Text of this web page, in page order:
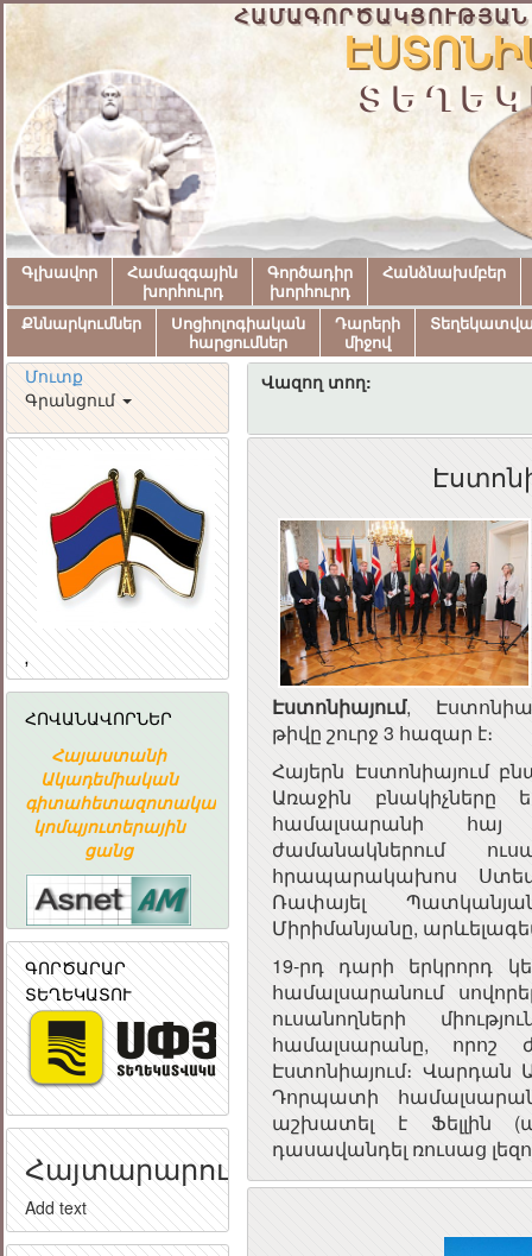
Գլխավոր
Համազգային
խորհուրդ
Գործադիր
խորհուրդ
Հանձնախմբեր
Քննարկումներ
Սոցիոլոգիական
հարցումներ
Դարերի
միջով
Մուտք
Գրանցում
Վազող տող:
,
ՀՈՎԱՆԱՎՈՐՆԵՐ
Հայաստանի
Ակադեմիական
գիտահետազոտական
կոմպյուտերային
ցանց
ՀԱՅԿԱԿԱՆ
ՏԵՂԵԿԱՏՎԱԿԱՆ
ԸՆԿԵՐՈՒԹՅՈՒՆ
ԳՈՐԾԱՐԱՐ
ՏԵՂԵԿԱՏՈՒ
Հայտարարություն
Add text
Էստոնիայում,
թիվը շուրջ 3 հազար է։
Հայերն Էստոնիայում
Առաջին բնակիչները
համալսարանի հայ
ժամանակներում
հրապարակախոս
Ռափայել
Միրիմանյանը,
19-րդ դարի երկրորդ
համալսարանում
ուսանողների
համալսարանը,
Էստոնիայում։ Վարդան
Դորպատի
աշխատել է Ֆելլին
դասավանդել ռուսաց
ՀԱՅԱՍՏԱՆԻ
ՀԱՆՐԱՅԻՆ
ԽՈՐՀՈՒՐԴ